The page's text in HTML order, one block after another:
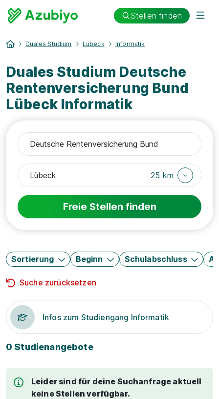
Stellen finden
Duales Studium Lübeck Informatik
Duales Studium Deutsche
Rentenversicherung Bund
Lübeck Informatik
25 km
Freie Stellen finden
Sortierung Beginn Schulabschluss
Suche zurücksetzen
Infos zum Studiengang Informatik
0 Studienangebote
Leider sind für deine Suchanfrage aktuell
keine Stellen verfügbar.